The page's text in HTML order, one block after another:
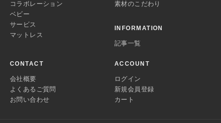
コラボレーション
ベビー
サービス
マットレス
素材のこだわり
INFORMATION
記事一覧
CONTACT
会社概要
よくあるご質問
お問い合わせ
ACCOUNT
ログイン
新規会員登録
カート